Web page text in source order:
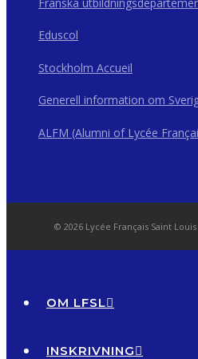
Eduscol
Stockholm Accueil
Generell information om
ALFM (Alumni of Lycée
© 2026 Lycée Français Saint
OM LFSL
INSKRIVNING